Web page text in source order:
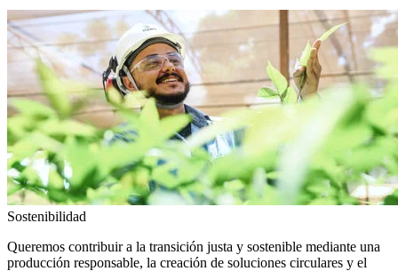
Sostenibilidad
Queremos contribuir a la transición justa y sostenible mediante una
producción responsable, la creación de soluciones circulares y el